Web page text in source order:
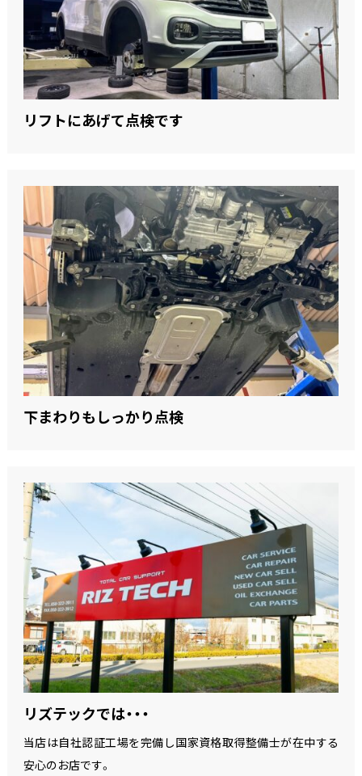
リフトにあげて点検です
下まわりもしっかり点検
リズテックでは・・・
当店は自社認証工場を完備し国家資格取得整備士が在中する
安心のお店です。